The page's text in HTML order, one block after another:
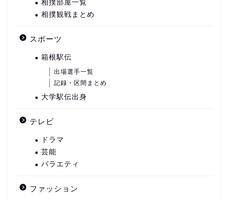
相撲部屋一覧
相撲観戦まとめ
スポーツ
箱根駅伝
出場選手一覧
記録・区間まとめ
大学駅伝出身
テレビ
ドラマ
芸能
バラエティ
ファッション